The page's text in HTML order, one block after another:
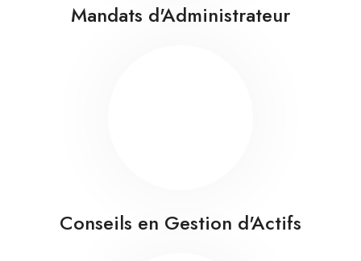
Mandats d'Administrateur
Conseils en Gestion d'Actifs